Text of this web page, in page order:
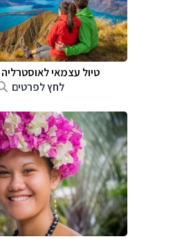
טיול עצמאי לאוסטרליה
לחץ לפרטים